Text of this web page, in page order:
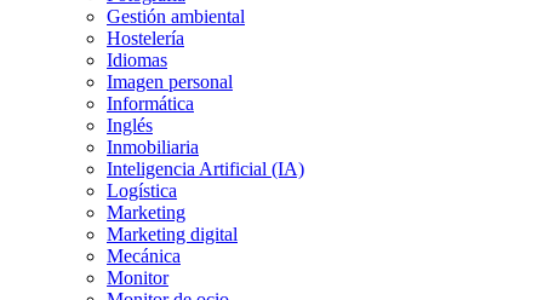
Gestión ambiental
Hostelería
Idiomas
Imagen personal
Informática
Inglés
Inmobiliaria
Inteligencia Artificial (IA)
Logística
Marketing
Marketing digital
Mecánica
Monitor